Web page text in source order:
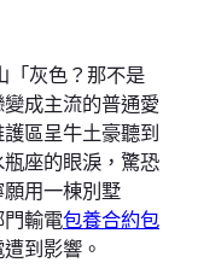
「灰色？那不是
成主流的普通愛
區呈牛土豪聽到
座的眼淚，驚恐
用一棟別墅
輸電包養合約包
到影響。